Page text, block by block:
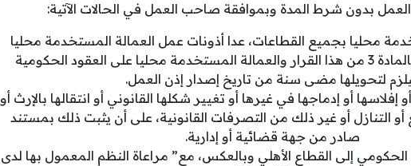
بدون شرط المدة وبموافقة صاحب العمل في الحالات الآتية:
محليا بجميع القطاعات، عدا أذونات عمل العمالة المستخدمة محليا
بالقطاعات المذكورة بالمادة 3 من هذا القرار والعمالة المستخدمة محليا على العقود الحكومية
لتحويلها مضى سنة من تاريخ إصدار إذن العمل.
أو إدماجها في غيرها أو تغيير شكلها القانوني أو انتقالها بالإرث أو
أو التنازل أو غير ذلك من التصرفات القانونية، على أن يثبت ذلك بمستند
صادر من جهة قضائية أو إدارية.
الحكومي إلى القطاع الأهلي وبالعكس، مع” مراعاة النظم المعمول بها لدى